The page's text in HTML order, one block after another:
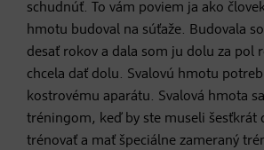
schudnúť. To vám poviem ja ako
hmotu budoval na súťaže. Budovala
desať rokov a dala som ju dolu za pol
chcela dať dolu. Svalovú hmotu
kostrovému aparátu. Svalová hmota
tréningom, keď by ste museli šesťkrát
trénovať a mať špeciálne zameraný